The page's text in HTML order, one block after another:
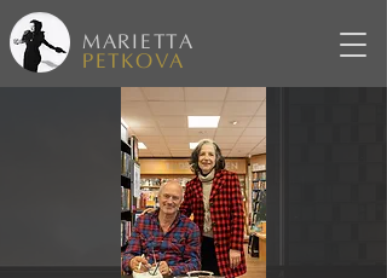
MARIETTA
PETKOVA